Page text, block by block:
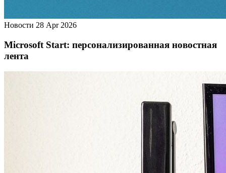
Новости 28 Apr 2026
Microsoft Start: персонализированная новостная
лента